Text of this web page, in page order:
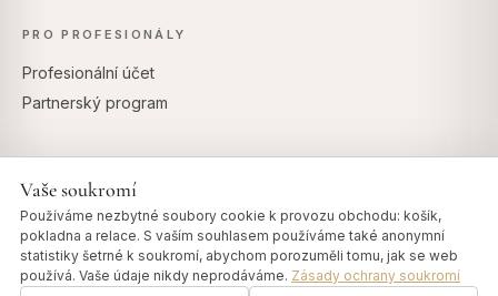
PRO PROFESIONÁLY
Profesionální účet
Partnerský program
Vaše soukromí
Používáme nezbytné soubory cookie k provozu obchodu: košík,
pokladna a relace. S vaším souhlasem používáme také anonymní
statistiky šetrné k soukromí, abychom porozuměli tomu, jak se web
používá. Vaše údaje nikdy neprodáváme. Zásady ochrany soukromí